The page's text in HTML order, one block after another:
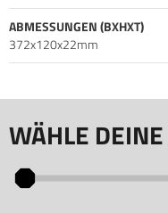
ABMESSUNGEN (BXHXT)
372x120x22mm
WÄHLE